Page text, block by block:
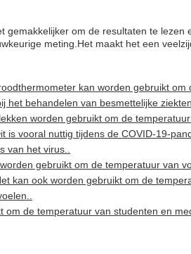
gemakkelijker om de resultaten te lezen
meting.Het maakt het een
kan worden gebruikt om
het behandelen van besmettelijke ziekten.
worden gebruikt om de
is vooral nuttig tijdens de COVID-19-
van het virus..
gebruikt om de temperatuur van
kan ook worden gebruikt om de
om de temperatuur van studenten en